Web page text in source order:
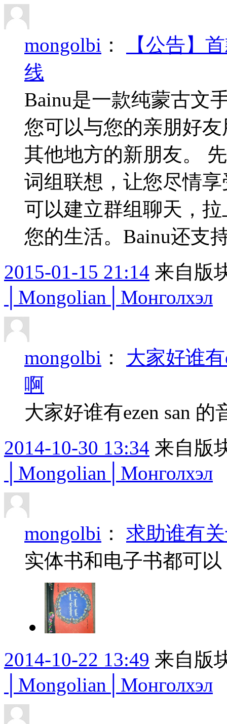
mongolbi ：
【公告】
线
Bainu是一款纯蒙古文
您可以与您的亲朋好
其他地方的新朋友。
词组联想，让您尽情
可以建立群组聊天，
您的生活。Bainu还支
2015-01-15 21:14 来自版
│Mongolian│Монголхэл
mongolbi ： 大家好谁
啊
大家好谁有ezen san
2014-10-30 13:34 来自版
│Mongolian│Монголхэл
mongolbi ： 求助谁有
实体书和电子书都可以
2014-10-22 13:49 来自版
│Mongolian│Монголхэл